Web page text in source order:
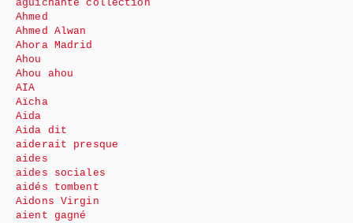
aguichante collection
Ahmed
Ahmed Alwan
Ahora Madrid
Ahou
Ahou ahou
AIA
Aïcha
Aida
Aida dit
aiderait presque
aides
aides sociales
aidés tombent
Aidons Virgin
aient gagné